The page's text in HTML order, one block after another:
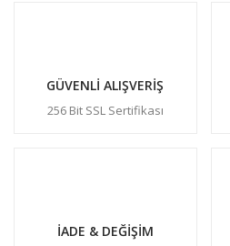
GÜVENLİ ALIŞVERİŞ
256 Bit SSL Sertifikası
İADE & DEĞİŞİM